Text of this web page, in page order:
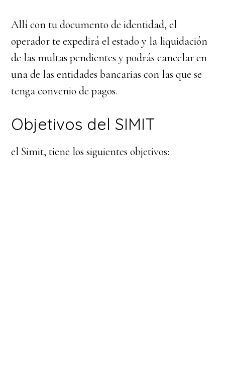
Allí con tu documento de identidad, el
operador te expedirá el estado y la liquidación
de las multas pendientes y podrás cancelar en
una de las entidades bancarias con las que se
tenga convenio de pagos.
Objetivos del SIMIT
el Simit, tiene los siguientes objetivos: